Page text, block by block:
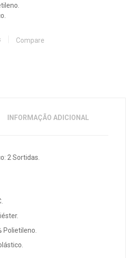
Compare
INFORMAÇÃO ADICIONAL
2 Sortidas.
Polietileno.